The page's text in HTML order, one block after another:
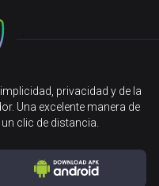
privacidad y de la
Una excelente manera de
clic de distancia.